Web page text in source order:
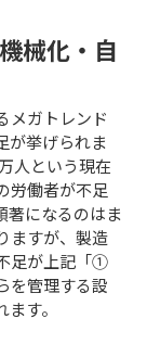
械化・自
メガトレンド
が挙げられま
人という現在
労働者が不足
著になるのはま
ますが、製造
足が上記「①
を管理する設
す。